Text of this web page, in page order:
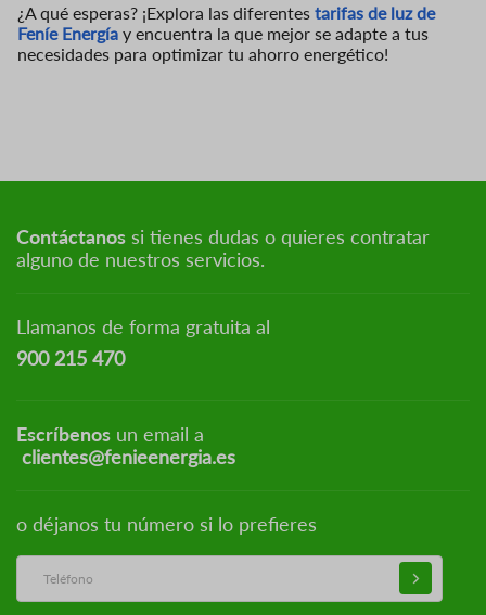
¿A qué esperas? ¡Explora las diferentes tarifas de luz de
Feníe Energía y encuentra la que mejor se adapte a tus
necesidades para optimizar tu ahorro energético!
Contáctanos si tienes dudas o quieres contratar
alguno de nuestros servicios.
Llamanos de forma gratuita al
900 215 470
Escríbenos un email a
clientes@fenieenergia.es
o déjanos tu número si lo prefieres